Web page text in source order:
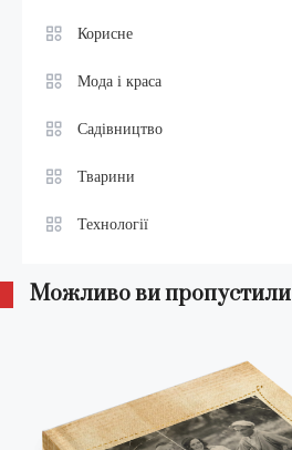
Корисне
Мода і краса
Садівництво
Тварини
Технології
Можливо ви пропустили